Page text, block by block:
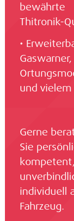
bewährte
Thitronik-
•
Gaswarner,
und
Gerne
Sie
kompetent,
individuell
Fahrzeug.